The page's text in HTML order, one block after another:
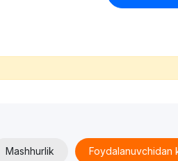
Mashhurlik Foydalanuvchidan